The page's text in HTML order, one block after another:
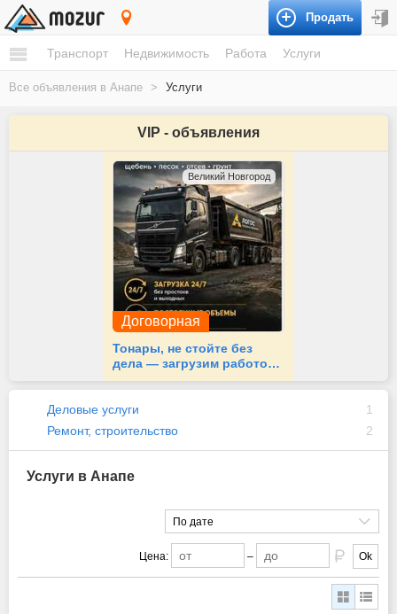
Продать
Транспорт Недвижимость Работа Услуги
Все объявления в Анапе > Услуги
VIP - объявления
Великий Новгород
Договорная
Тонары, не стойте без
дела — загрузим работой
24/7
Деловые услуги
1
Ремонт, строительство
2
Услуги в Анапе
По дате
Цена: – Ok